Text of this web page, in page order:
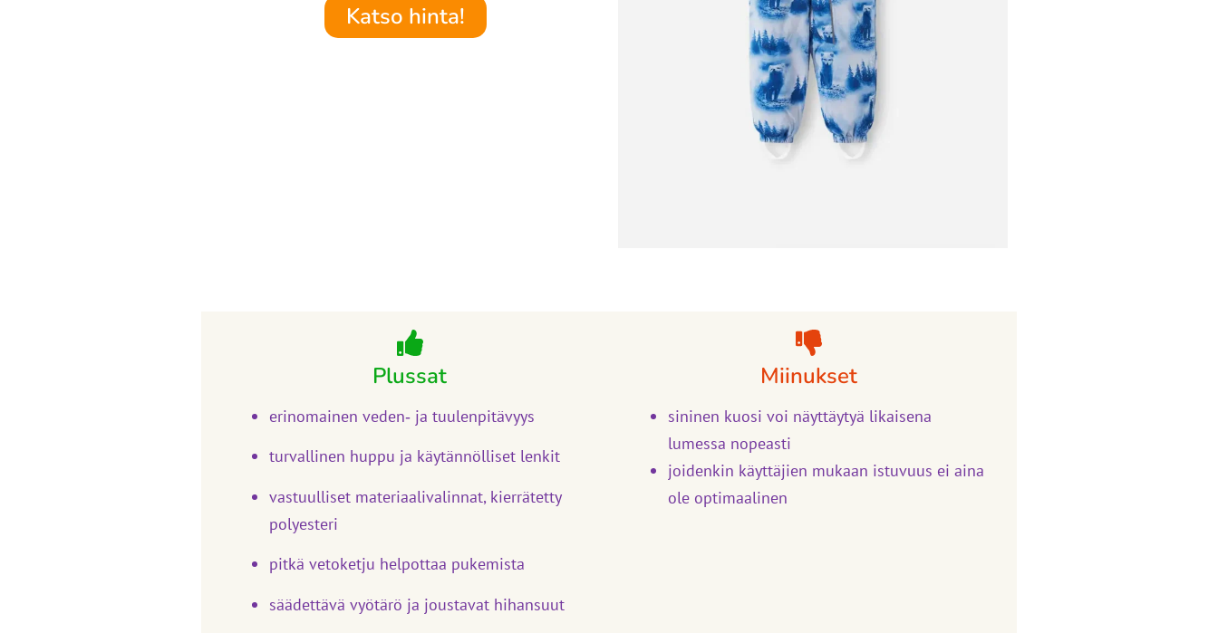
Katso hinta!
Plussat
erinomainen veden‑ ja tuulenpitävyys
turvallinen huppu ja käytännölliset lenkit
vastuulliset materiaalivalinnat, kierrätetty
polyesteri
pitkä vetoketju helpottaa pukemista
säädettävä vyötärö ja joustavat hihansuut
Miinukset
sininen kuosi voi näyttäytyä likaisena
lumessa nopeasti
joidenkin käyttäjien mukaan istuvuus ei aina
ole optimaalinen